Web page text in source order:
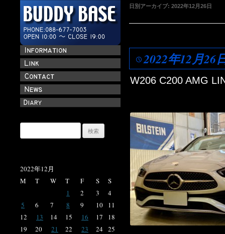
日別アーカイブ: 2022年12月26日
2022年12月26
W206 C200 AMG
索:
2022年12月
M
T W T F S
S
1
2 3
4
5
6 7 8 9 10
11
12
13 14 15 16 17
18
19
20 21 22 23 24 25